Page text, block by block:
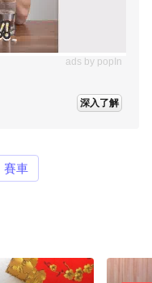
ads by popIn
深入了解
賽車